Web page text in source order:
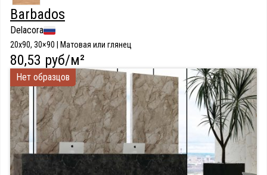
Barbados
Delacora
20х90, 30×90 | Матовая или глянец
80,53 руб/м²
Нет образцов